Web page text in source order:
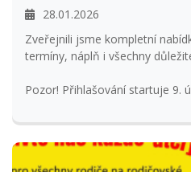
28.01.2026
Zveřejnili jsme kompletní
termíny, náplň i všechny
Pozor! Přihlašování startuje 9.
Těšíme se na další parádní léto